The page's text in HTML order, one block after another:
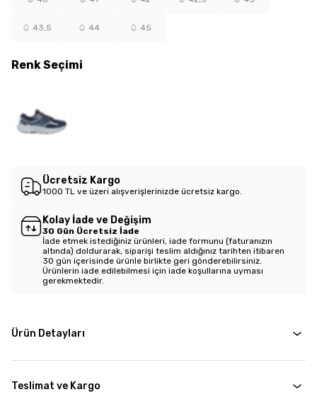
RenkSeçimi
43,5 44 45
Ücretsiz Kargo
1000 TL ve üzeri alışverişlerinizde ücretsiz kargo.
Kolay İade ve Değişim
30 Gün Ücretsiz İade
İade etmek istediğiniz ürünleri, iade formunu (faturanızın
altında) doldurarak, siparişi teslim aldığınız tarihten itibaren
30 gün içerisinde ürünle birlikte geri gönderebilirsiniz.
Ürünlerin iade edilebilmesi için iade koşullarına uyması
gerekmektedir.
Ürün Detayları
Teslimat ve Kargo